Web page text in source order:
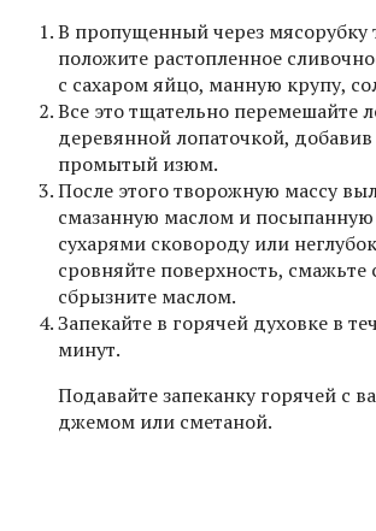
В пропущенный через мясорубку
положите растопленное
с сахаром яйцо, манную крупу,
Все это тщательно перемешайте
деревянной лопаточкой,
промытый изюм.
После этого творожную массу
смазанную маслом и
сухарями сковороду или
сровняйте поверхность, смажьте
сбрызните маслом.
Запекайте в горячей духовке в
минут.
Подавайте запеканку горячей с
джемом или сметаной.